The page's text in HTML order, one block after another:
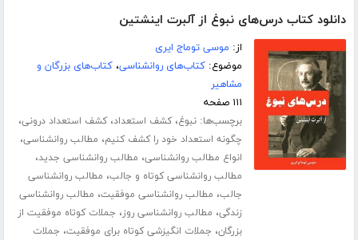
دانلود کتاب درس‌های نبوغ از آلبرت اینشتین
از: موسی توماج ایری
موضوع:کتاب‌های روانشناسی،کتاب‌های بزرگان و
مشاهیر
۱۱۱ صفحه
برچسب‌ها:نبوغ،کشف استعداد،کشف استعداد درونی،
چگونه استعداد خود را کشف کنیم، مطالب روانشناسی،
انواع مطالب روانشناسی، مطالب روانشناسی جدید،
مطالب روانشناسی کوتاه و جالب، مطالب روانشناسی
جالب، مطالب روانشناسی موفقیت، مطالب روانشناسی
زندگی، مطالب روانشناسی روز، جملات کوتاه موفقیت از
بزرگان، جملات انگیزشی کوتاه برای موفقیت، جملات